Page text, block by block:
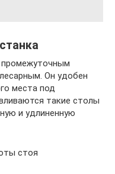
промежуточным
Он удобен
места под
такие столы
и удлиненную
стоя